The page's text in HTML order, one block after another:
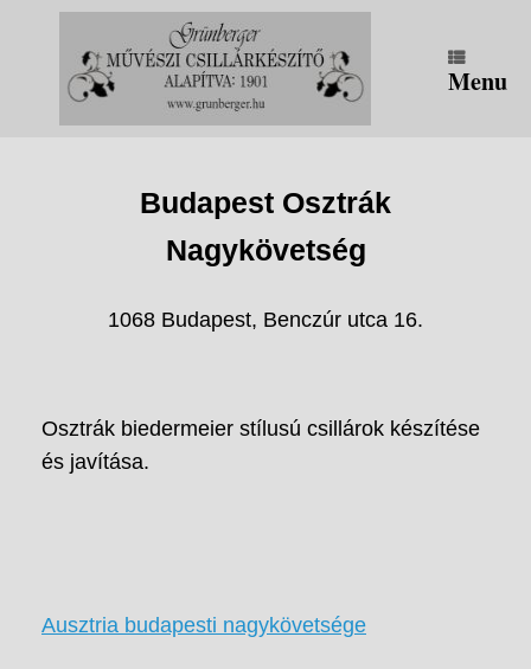
Menu
Budapest Osztrák
Nagykövetség
1068 Budapest, Benczúr utca 16.
Osztrák biedermeier stílusú csillárok készítése
és javítása.
Ausztria budapesti nagykövetsége